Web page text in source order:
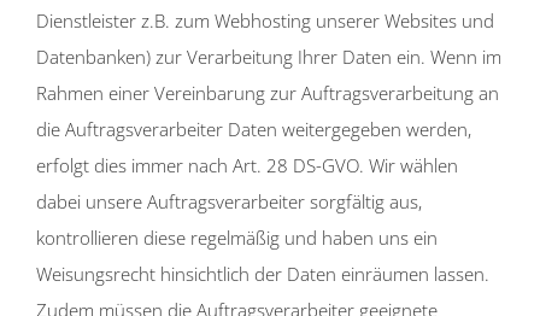
Dienstleister z.B. zum Webhosting unserer Websites und
Datenbanken) zur Verarbeitung Ihrer Daten ein. Wenn im
Rahmen einer Vereinbarung zur Auftragsverarbeitung an
die Auftragsverarbeiter Daten weitergegeben werden,
erfolgt dies immer nach Art. 28 DS-GVO. Wir wählen
dabei unsere Auftragsverarbeiter sorgfältig aus,
kontrollieren diese regelmäßig und haben uns ein
Weisungsrecht hinsichtlich der Daten einräumen lassen.
Zudem müssen die Auftragsverarbeiter geeignete